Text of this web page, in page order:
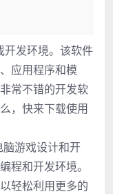
发环境。该软件
应用程序和模
常不错的开发软
，快来下载使用
游戏设计和开
程和开发环境。
轻松利用更多的